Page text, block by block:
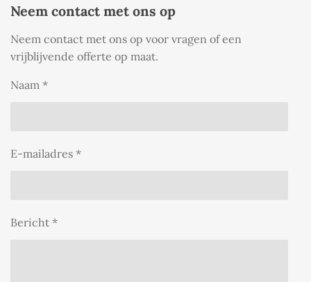
Neem contact met ons op
Neem contact met ons op voor vragen of een
vrijblijvende offerte op maat.
Naam *
E-mailadres *
Bericht *